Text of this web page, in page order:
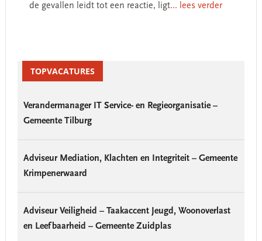
de gevallen leidt tot een reactie, ligt... lees verder
SidebarTOPVACATURES
Verandermanager IT Service- en Regieorganisatie –
Gemeente Tilburg
Adviseur Mediation, Klachten en Integriteit – Gemeente
Krimpenerwaard
Adviseur Veiligheid – Taakaccent Jeugd, Woonoverlast
en Leefbaarheid – Gemeente Zuidplas